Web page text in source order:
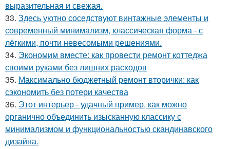
выразительная и свежая.
33. Здесь уютно соседствуют винтажные элементы и
современный минимализм, классическая форма - с
лёгкими, почти невесомыми решениями.
34. Экономим вместе: как провести ремонт коттеджа
своими руками без лишних расходов
35. Максимально бюджетный ремонт вторички: как
сэкономить без потери качества
36. Этот интерьер - удачный пример, как можно
органично объединить изысканную классику с
минимализмом и функциональностью скандинавского
дизайна.